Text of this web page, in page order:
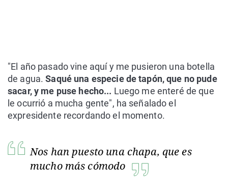
"El año pasado vine aquí y me pusieron una botella
de agua.Saqué una especie de tapón, que no pude
sacar, y me puse hecho... Luego me enteré de que
le ocurrió a mucha gente", ha señalado el
expresidente recordando el momento.
Nos han puesto una chapa, que es
mucho más cómodo